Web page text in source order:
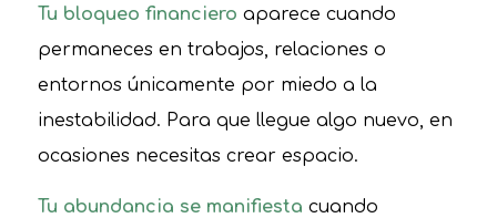
Tu bloqueo financiero aparece cuando
permaneces en trabajos, relaciones o
entornos únicamente por miedo a la
inestabilidad. Para que llegue algo nuevo, en
ocasiones necesitas crear espacio.
Tu abundancia se manifiesta cuando